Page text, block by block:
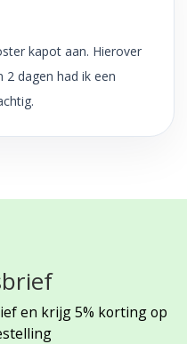
kapot aan. Hierover
2 dagen had ik een
en krijg 5% korting op